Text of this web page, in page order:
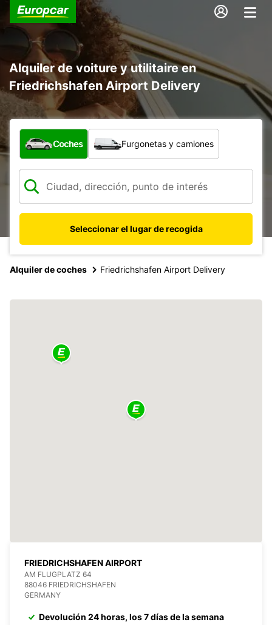
Alquiler de voiture y utilitaire en
Friedrichshafen Airport Delivery
¿Qué tipo de vehículo?
Coches Furgonetas y camiones
Seleccionar el lugar de recogida
Alquiler de coches Friedrichshafen Airport Delivery
FRIEDRICHSHAFEN AIRPORT
AM FLUGPLATZ 64
88046 FRIEDRICHSHAFEN
GERMANY
Devolución 24 horas, los 7 días de la semana